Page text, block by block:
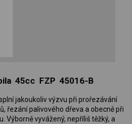
45cc FZP 45016-B
jakoukoliv výzvu při prořezávání
řezání palivového dřeva a obecně při
Výborně vyvážený, nepříliš těžký, a